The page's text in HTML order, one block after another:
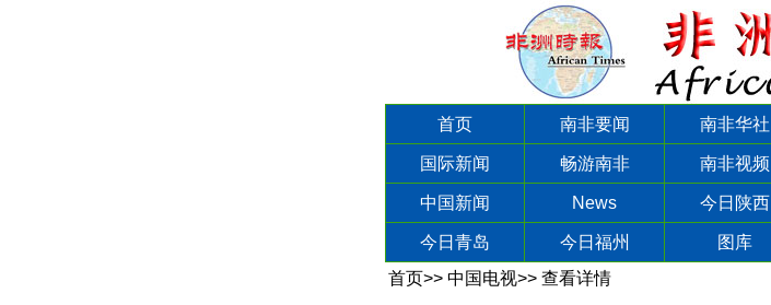
首页 南非要闻 南非华社
国际新闻 畅游南非 南非视频
中国新闻 News 今日陕西
今日青岛 今日福州 图库
首页>> 中国电视>> 查看详情